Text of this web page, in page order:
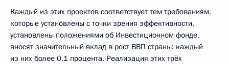
Каждый из этих проектов соответствует тем требованиям,
которые установлены с точки зрения эффективности,
установлены положениями об Инвестиционном фонде,
вносят значительный вклад в рост ВВП страны: каждый
из них более 0,1 процента. Реализация этих трёх